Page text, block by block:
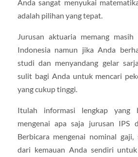
Anda sangat menyukai
adalah pilihan yang tepat.
Jurusan aktuaria memang
Indonesia namun jika Anda
studi dan menyandang gelar
sulit bagi Anda untuk mencari
yang cukup tinggi.
Itulah informasi lengkap yang
mengenai apa saja jurusan IPS
Berbicara mengenai nominal gaji,
dari kemauan Anda sendiri